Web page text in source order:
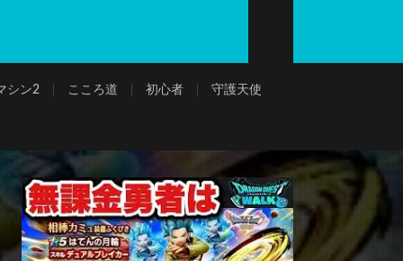
シン2 こころ道 初心者 守護天使